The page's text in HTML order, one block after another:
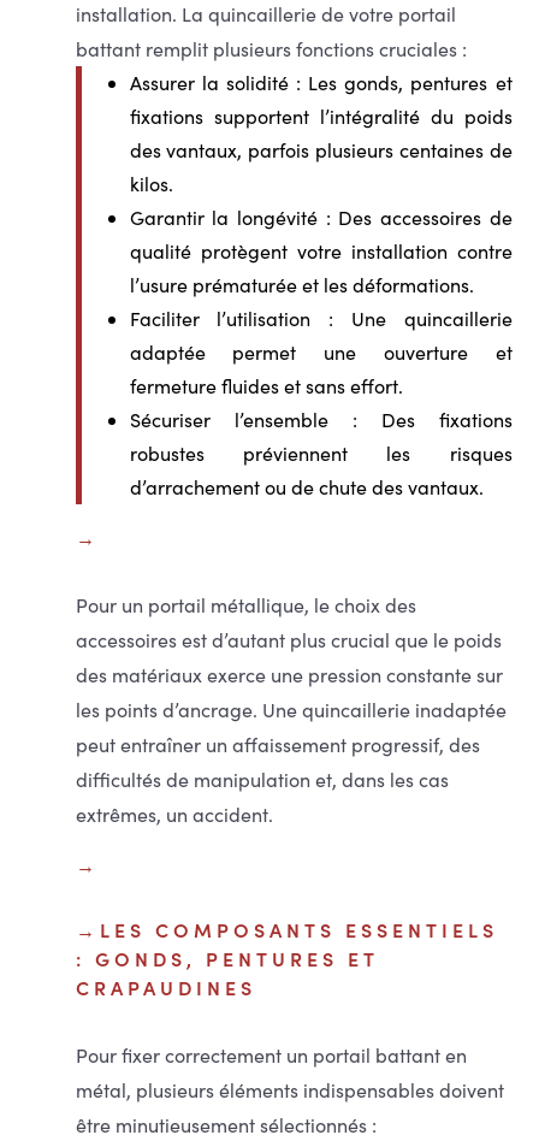
installation. La quincaillerie de votre portail
battant remplit plusieurs fonctions cruciales :
Assurer la solidité: Les gonds, pentures et
fixations supportent l’intégralité du poids
des vantaux, parfois plusieurs centaines de
kilos.
Garantir la longévité : Des accessoires de
qualité protègent votre installation contre
l’usure prématurée et les déformations.
Faciliter l’utilisation : Une quincaillerie
adaptée permet une ouverture et
fermeture fluides et sans effort.
Sécuriser l’ensemble: Des fixations
robustes préviennent les risques
d’arrachement ou de chute des vantaux.
Pour un portail métallique, le choix des
accessoires est d’autant plus crucial que le poids
des matériaux exerce une pression constante sur
les points d’ancrage. Une quincaillerie inadaptée
peut entraîner un affaissement progressif, des
difficultés de manipulation et, dans les cas
extrêmes, un accident.
LES COMPOSANTS ESSENTIELS
: GONDS, PENTURES ET
CRAPAUDINES
Pour fixer correctement un portail battant en
métal, plusieurs éléments indispensables doivent
être minutieusement sélectionnés :